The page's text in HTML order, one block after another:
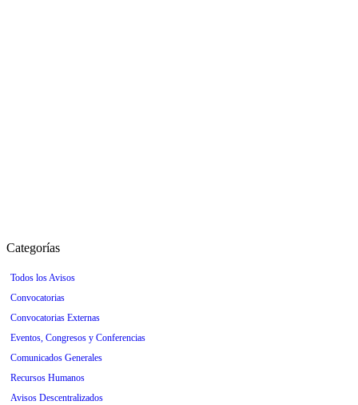
Categorías
Todos los Avisos
Convocatorias
Convocatorias Externas
Eventos, Congresos y Conferencias
Comunicados Generales
Recursos Humanos
Avisos Descentralizados